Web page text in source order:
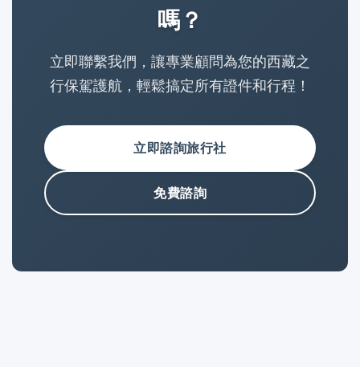
嗎？
立即聯繫我們，讓專業顧問為您的西藏之
行保駕護航，輕鬆搞定所有證件和行程！
立即諮詢旅行社
免費諮詢